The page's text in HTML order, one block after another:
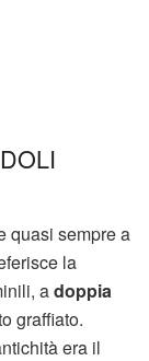
quasi sempre a
la
adoppia
graffiato.
era il